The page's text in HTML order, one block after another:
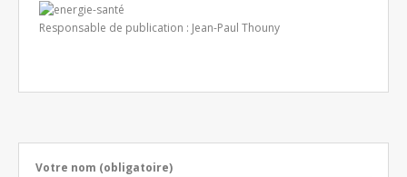
Responsable de publication : Jean-Paul Thouny
Votre nom (obligatoire)